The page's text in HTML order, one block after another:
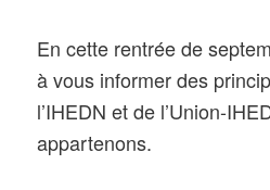
En cette rentrée de
à vous informer des
l’IHEDN et de l’Union-
appartenons.